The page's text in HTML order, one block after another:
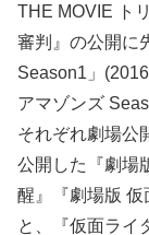
THE MOVIE ト
審判』の公開に
Season1」
アマゾンズ
それぞれ劇場公
公開した『劇場
醒』『劇場版 仮
と、『仮面ライ